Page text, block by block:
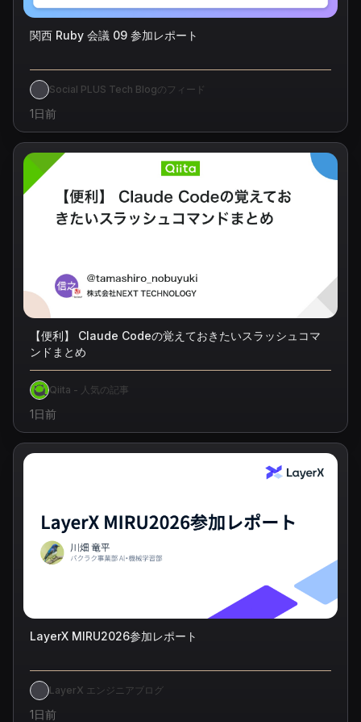
関西 Ruby 会議 09 参加レポート
Social PLUS Tech Blogのフィード
1日前
【便利】 Claude Codeの覚えておきたいスラッシュコマ
ンドまとめ
Qiita - 人気の記事
1日前
LayerX MIRU2026参加レポート
LayerX エンジニアブログ
1日前